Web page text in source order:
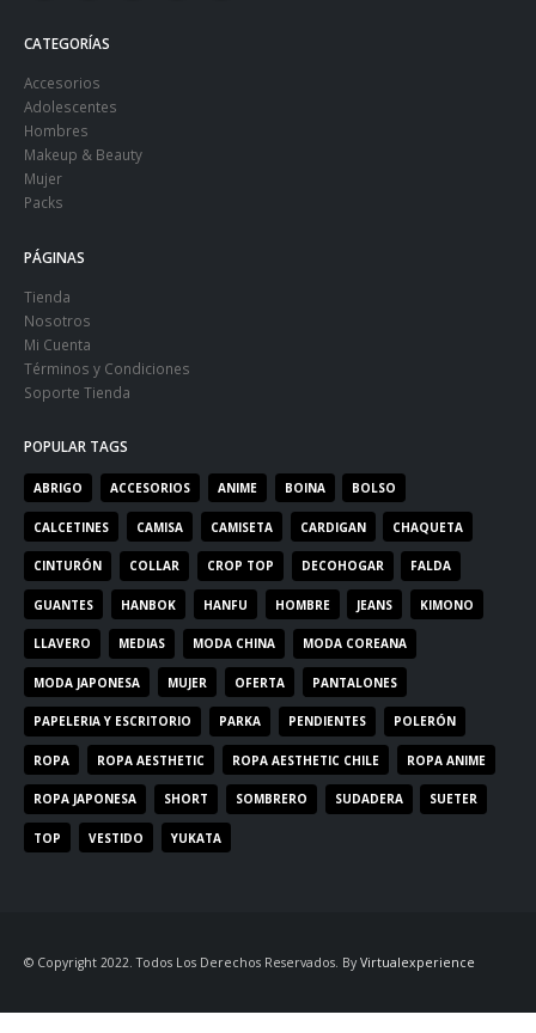
CATEGORÍAS
Accesorios
Adolescentes
Hombres
Makeup & Beauty
Mujer
Packs
PÁGINAS
Tienda
Nosotros
Mi Cuenta
Términos y Condiciones
Soporte Tienda
POPULAR TAGS
ABRIGO ACCESORIOS ANIME BOINA BOLSO
CALCETINES CAMISA CAMISETA CARDIGAN CHAQUETA
CINTURÓN COLLAR CROP TOP DECOHOGAR FALDA
GUANTES HANBOK HANFU HOMBRE JEANS KIMONO
LLAVERO MEDIAS MODA CHINA MODA COREANA
MODA JAPONESA MUJER OFERTA PANTALONES
PAPELERIA Y ESCRITORIO PARKA PENDIENTES POLERÓN
ROPA ROPA AESTHETIC ROPA AESTHETIC CHILE ROPA ANIME
ROPA JAPONESA SHORT SOMBRERO SUDADERA SUETER
TOP VESTIDO YUKATA
© Copyright 2022. Todos Los Derechos Reservados. By Virtualexperience